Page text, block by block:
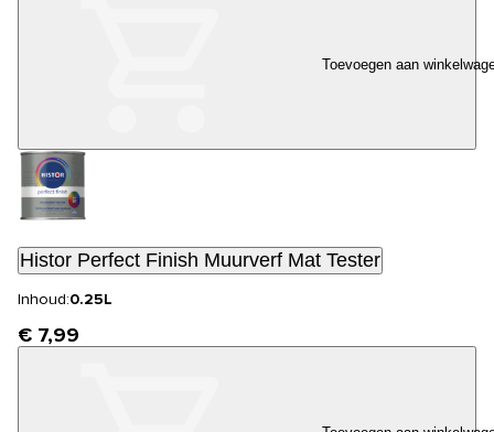
Toevoegen aan
Histor Perfect Finish Muurverf Mat Tester
Inhoud:0.25L
€ 7,99